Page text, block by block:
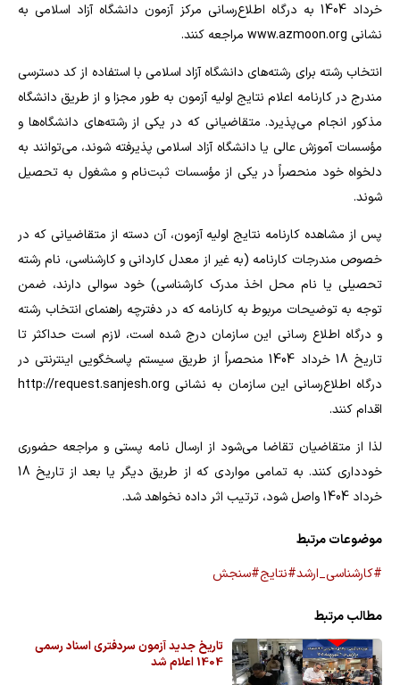
خرداد 1404 به درگاه اطلاع‌رسانی مرکز آزمون دانشگاه آزاد اسلامی به
نشانی www.azmoon.org مراجعه کنند.
انتخاب رشته برای رشته‌های دانشگاه آزاد اسلامی با استفاده از کد دسترسی
مندرج در کارنامه اعلام نتایج اولیه آزمون به طور مجزا و از طریق دانشگاه
مذکور انجام می‌پذیرد. متقاضیانی که در یکی از رشته‌های دانشگاه‌ها و
مؤسسات آموزش عالی یا دانشگاه آزاد اسلامی پذیرفته شوند، می‌توانند به
دلخواه خود منحصراً در یکی از مؤسسات ثبت‌نام و مشغول به تحصیل
شوند.
پس از مشاهده کارنامه نتایج اولیه آزمون، آن دسته از متقاضیانی که در
خصوص مندرجات کارنامه (به غیر از معدل کاردانی و کارشناسی، نام رشته
تحصیلی یا نام محل اخذ مدرک کارشناسی) خود سوالی دارند، ضمن
توجه به توضیحات مربوط به کارنامه که در دفترچه راهنمای انتخاب رشته
و درگاه اطلاع رسانی این سازمان درج شده است، لازم است حداکثر تا
تاریخ 18 خرداد 1404 منحصراً از طریق سیستم پاسخگویی اینترنتی در
درگاه اطلاع‌رسانی این سازمان به نشانی http://request.sanjesh.org
اقدام کنند.
لذا از متقاضیان تقاضا می‌شود از ارسال نامه پستی و مراجعه حضوری
خودداری کنند. به تمامی مواردی که از طریق دیگر یا بعد از تاریخ 18
خرداد 1404 واصل شود، ترتیب اثر داده نخواهد شد.
موضوعات مرتبط
#کارشناسی_ارشد#نتایج#سنجش
مطالب مرتبط
تاریخ جدید آزمون سردفتری اسناد رسمی
1404 اعلام شد